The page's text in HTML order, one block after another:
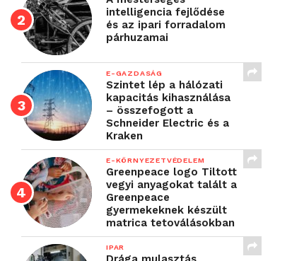
intelligencia fejlődése
és az ipari forradalom
párhuzamai
E-GAZDASÁG
Szintet lép a hálózati
kapacitás kihasználása
– összefogott a
Schneider Electric és a
Kraken
E-KÖRNYEZETVÉDELEM
Greenpeace logo Tiltott
vegyi anyagokat talált a
Greenpeace
gyermekeknek készült
matrica tetoválásokban
IPAR